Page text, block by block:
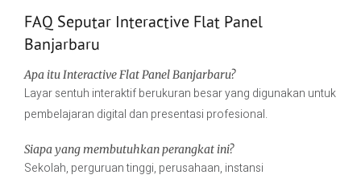
FAQ Seputar Interactive Flat Panel
Banjarbaru
Apa itu Interactive Flat Panel Banjarbaru?
Layar sentuh interaktif berukuran besar yang digunakan untuk
pembelajaran digital dan presentasi profesional.
Siapa yang membutuhkan perangkat ini?
Sekolah, perguruan tinggi, perusahaan, instansi